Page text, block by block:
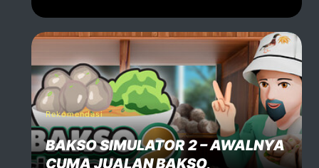
Rekomendasi
BAKSO SIMULATOR 2 – AWALNYA
CUMA JUALAN BAKSO,